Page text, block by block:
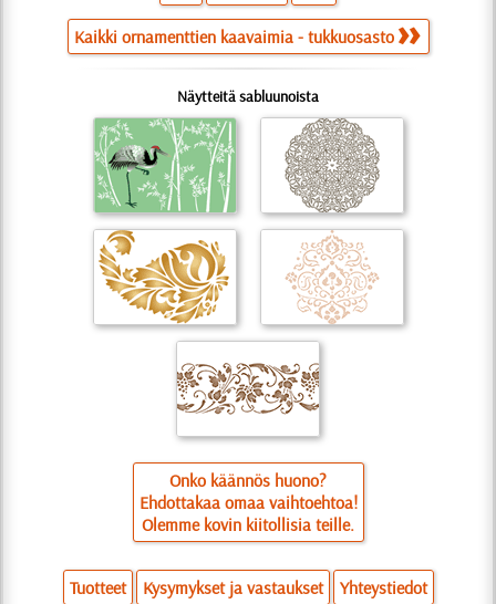
Kaikki ornamenttien kaavaimia - tukkuosasto
Näytteitä sabluunoista
Onko käännös huono?
Ehdottakaa omaa vaihtoehtoa!
Olemme kovin kiitollisia teille.
Tuotteet Kysymykset ja vastaukset Yhteystiedot